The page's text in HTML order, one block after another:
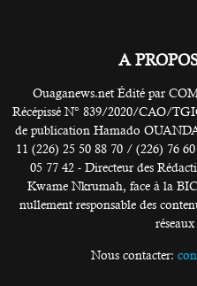
A
Ouaganews.net Édité par
Récépissé N° 839/2020/CAO/
de publication Hamado
11 (226) 25 50 88 70 / (226) 76
05 77 42 - Directeur des
Kwame Nkrumah, face à la
nullement responsable des
Nous contacter: